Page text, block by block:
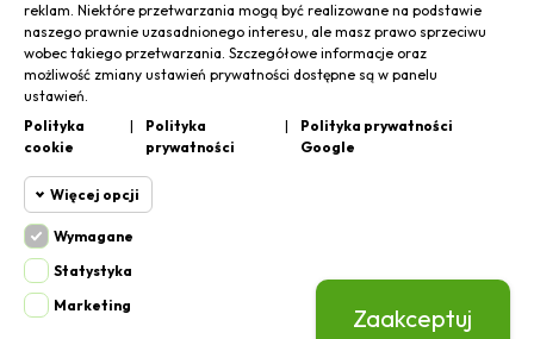
reklam. Niektóre przetwarzania mogą być realizowane na podstawie
naszego prawnie uzasadnionego interesu, ale masz prawo sprzeciwu
wobec takiego przetwarzania. Szczegółowe informacje oraz
możliwość zmiany ustawień prywatności dostępne są w panelu
ustawień.
Polityka
cookie
|
Polityka
prywatności
|
Polityka prywatności
Google
Więcej opcji
Wymagane
Wymagane pliki cookie oraz cookie
HttpOnly. Pliki cookie wymagane do
Cookie
Wymagane
Statystyka
Marketing
Zaakceptuj
Odstąp od umowy tutaj
Copyright © Laboratorium Pani Domu. Wszelkie prawa zastrzeżone.
Zasady przetwarzania danych osobowych RODO